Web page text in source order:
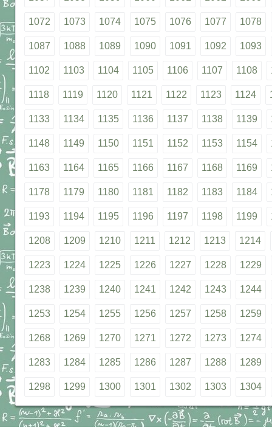
1072 1073 1074 1075 1076 1077 1078
1087 1088 1089 1090 1091 1092 1093
1102 1103 1104 1105 1106 1107 1108
1118 1119 1120 1121 1122 1123 1124
1133 1134 1135 1136 1137 1138 1139
1148 1149 1150 1151 1152 1153 1154
1163 1164 1165 1166 1167 1168 1169
1178 1179 1180 1181 1182 1183 1184
1193 1194 1195 1196 1197 1198 1199
1208 1209 1210 1211 1212 1213 1214
1223 1224 1225 1226 1227 1228 1229
1238 1239 1240 1241 1242 1243 1244
1253 1254 1255 1256 1257 1258 1259
1268 1269 1270 1271 1272 1273 1274
1283 1284 1285 1286 1287 1288 1289
1298 1299 1300 1301 1302 1303 1304